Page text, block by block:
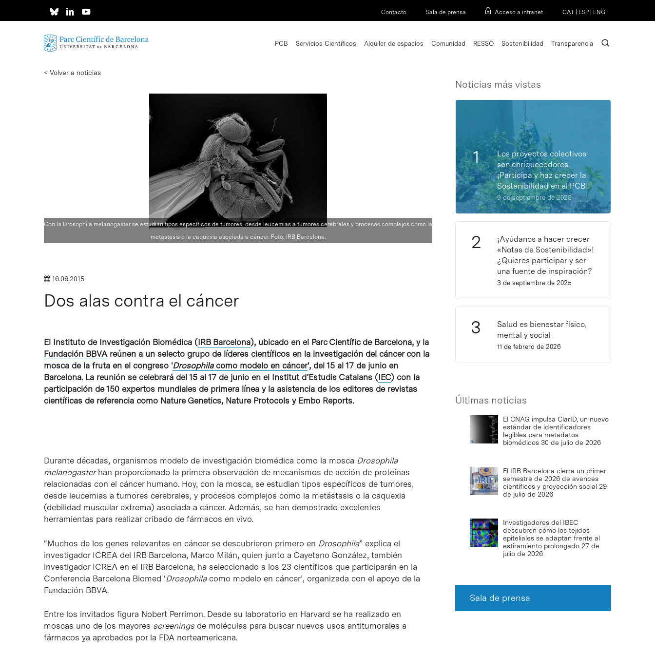
Contacto Sala de prensa Acceso a intranet CAT ESP ENG
Intro para buscar o ESC per cerrar
PCB Servicios Científicos Alquiler de espacios Comunidad RESSÒ Sostenibilidad Transparencia search
< Volver a noticias
Con la Drosophila melanogaster se estudian tipos específicos de tumores, desde leucemias a tumores cerebrales y procesos complejos como la
metástasis o la caquexia asociada a cáncer. Foto: IRB Barcelona.
16.06.2015
Dos alas contra el cáncer
El Instituto de Investigación Biomédica (IRB Barcelona), ubicado en el Parc Científic de Barcelona, y la
Fundación BBVAreúnen a un selecto grupo de líderes científicos en la investigación del cáncer con la
mosca de la fruta en el congreso 'Drosophila como modelo en cáncer', del 15 al 17 de junio en
Barcelona. La reunión se celebrará del 15 al 17 de junio en el Institut d’Estudis Catalans (IEC) con la
participación de 150 expertos mundiales de primera línea y la asistencia de los editores de revistas
científicas de referencia como Nature Genetics, Nature Protocols y Embo Reports.
Durante décadas, organismos modelo de investigación biomédica como la mosca Drosophila
melanogasterhan proporcionado la primera observación de mecanismos de acción de proteínas
relacionadas con el cáncer humano. Hoy, con la mosca, se estudian tipos específicos de tumores,
desde leucemias a tumores cerebrales, y procesos complejos como la metástasis o la caquexia
(debilidad muscular extrema) asociada a cáncer. Además, se han demostrado excelentes
herramientas para realizar cribado de fármacos en vivo.
“Muchos de los genes relevantes en cáncer se descubrieron primero en Drosophila” explica el
investigador ICREA del IRB Barcelona, Marco Milán, quien junto a Cayetano González, también
investigador ICREA en el IRB Barcelona, ha seleccionado a los 23 científicos que participarán en la
Conferencia Barcelona Biomed ‘Drosophilacomo modelo en cáncer’, organizada con el apoyo de la
Fundación BBVA.
Entre los invitados figura Nobert Perrimon. Desde su laboratorio en Harvard se ha realizado en
moscas uno de los mayores screenings de moléculas para buscar nuevos usos antitumorales a
fármacos ya aprobados por la FDA norteamericana.
Noticias más vistas
Los proyectos colectivos
son enriquecedores.
¡Participa y haz crecer la
Sostenibilidad en el PCB!
9 de septiembre de 2025
¡Ayúdanos a hacer crecer
«Notas de Sostenibilidad»!
¿Quieres participar y ser
una fuente de inspiración?
3 de septiembre de 2025
Salud es bienestar físico,
mental y social
11 de febrero de 2026
Últimas noticias
El CNAG impulsa ClarID, un nuevo
estándar de identificadores
legibles para metadatos
biomédicos 30 de julio de 2026
El IRB Barcelona cierra un primer
semestre de 2026 de avances
científicos y proyección social 29
de julio de 2026
Investigadores del IBEC
descubren cómo los tejidos
epiteliales se adaptan frente al
estiramiento prolongado 27 de
julio de 2026
Sala de prensa